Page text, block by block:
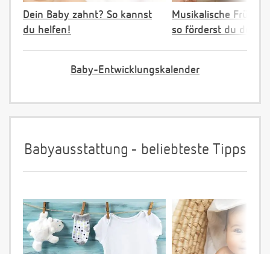
Dein Baby zahnt? So kannst
du helfen!
Musikalische
so förderst du dein
Baby-Entwicklungskalender
Babyausstattung - beliebteste Tipps